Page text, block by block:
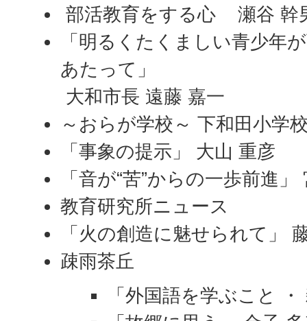
部活教育をする心 瀬谷 幹
「明るくたくましい青少年
あたって」
大和市長 遠藤 嘉一
～おらが学校～ 下和田小学
「事象の提示」 大山 重彦
「音が“苦”からの一歩前進
教育研究所ニュース
「火の創造に魅せられて」
疎雨茶丘
「外国語を学ぶこと